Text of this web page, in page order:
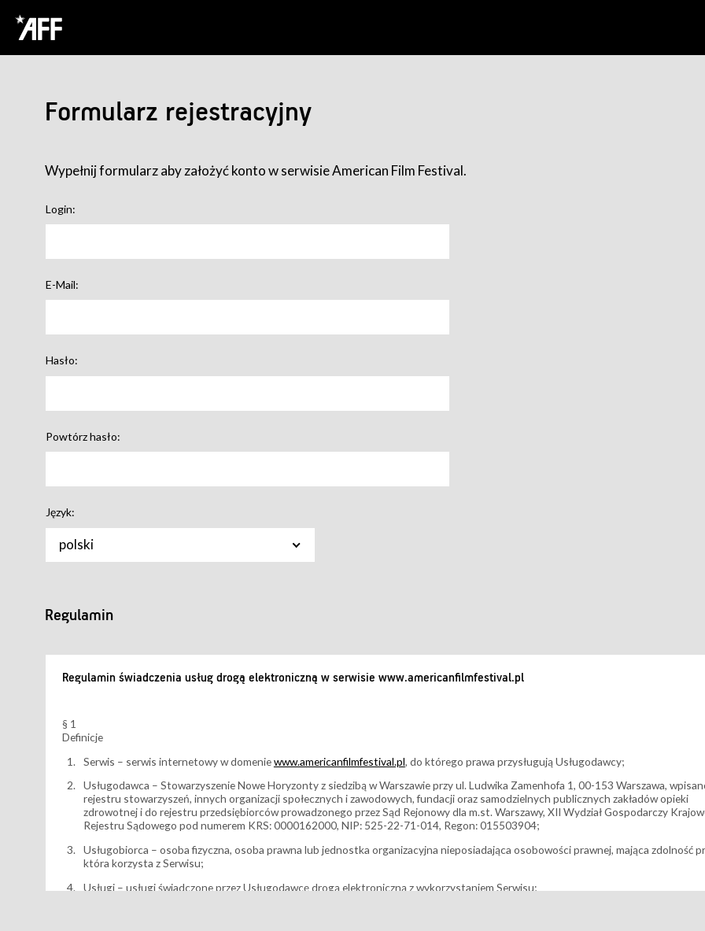
Formularz rejestracyjny
Wypełnij formularz aby założyć konto w serwisie American Film Festival.
Login:
E-Mail:
Hasło:
Powtórz hasło:
Język:
polski
Regulamin
Regulamin świadczenia usług drogą elektroniczną w serwisie www.americanfilmfestival.pl
§ 1
Definicje
Serwis – serwis internetowy w domeniewww.americanfilmfestival.pl, do którego prawa przysługują Usługodawcy;
Usługodawca – Stowarzyszenie Nowe Horyzonty z siedzibą w Warszawie przy ul. Ludwika Zamenhofa 1, 00-153 Warszawa,
rejestru stowarzyszeń, innych organizacji społecznych i zawodowych, fundacji oraz samodzielnych publicznych zakładów opieki
zdrowotnej i do rejestru przedsiębiorców prowadzonego przez Sąd Rejonowy dla m.st. Warszawy, XII Wydział Gospodarczy
Rejestru Sądowego pod numerem KRS: 0000162000, NIP: 525-22-71-014, Regon: 015503904;
Usługobiorca – osoba fizyczna, osoba prawna lub jednostka organizacyjna nieposiadająca osobowości prawnej, mająca zdolność
która korzysta z Serwisu;
Usługi – usługi świadczone przez Usługodawcę drogą elektroniczną z wykorzystaniem Serwisu;